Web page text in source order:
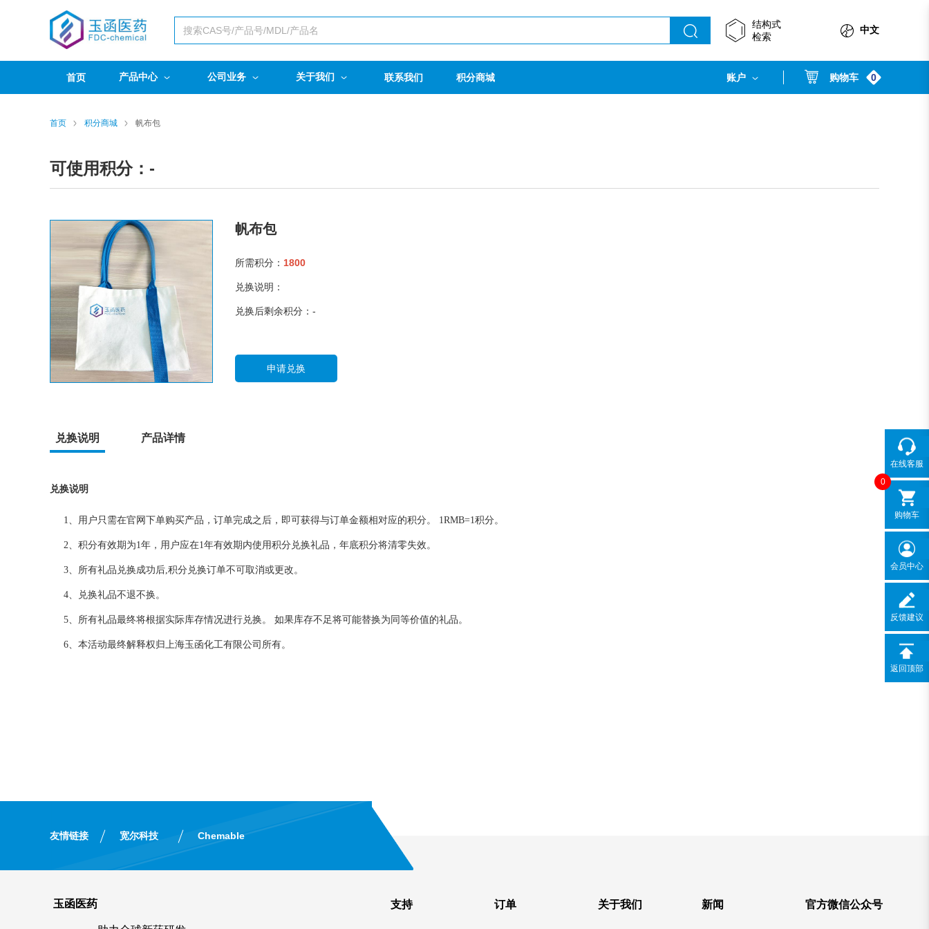
结构式
检索
中文
首页 产品中心 公司业务 关于我们 联系我们 积分商城 账户 购物车 0
首页 积分商城 帆布包
可使用积分：-
帆布包
所需积分： 1800
兑换说明：
兑换后剩余积分：-
申请兑换
兑换说明 产品详情
兑换说明
1、用户只需在官网下单购买产品，订单完成之后，即可获得与订单金额相对应的积分。 1RMB=1积分。
2、积分有效期为1年，用户应在1年有效期内使用积分兑换礼品，年底积分将清零失效。
3、所有礼品兑换成功后,积分兑换订单不可取消或更改。
4、兑换礼品不退不换。
5、所有礼品最终将根据实际库存情况进行兑换。 如果库存不足将可能替换为同等价值的礼品。
6、本活动最终解释权归上海玉函化工有限公司所有。
友情链接 宽尔科技 Chemable
玉函医药 官方微信公众号
支持 订单 关于我们 新闻
在线客服
0
购物车
会员中心
反馈建议
返回顶部